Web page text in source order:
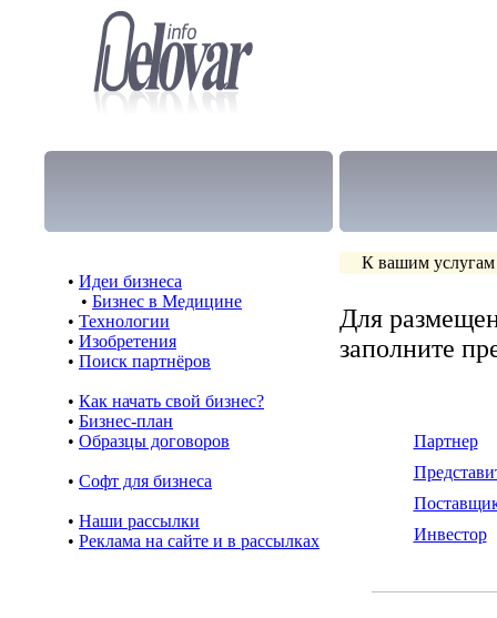
• Идеи бизнеса
• Бизнес в Медицине
• Технологии
• Изобретения
• Поиск партнёров
• Как начать свой бизнес?
• Бизнес-план
• Образцы договоров
• Cофт для бизнеса
• Наши рассылки
• Реклама на сайте и в рассылках
К вашим услугам
Для
заполните
Партнер
Инвестор